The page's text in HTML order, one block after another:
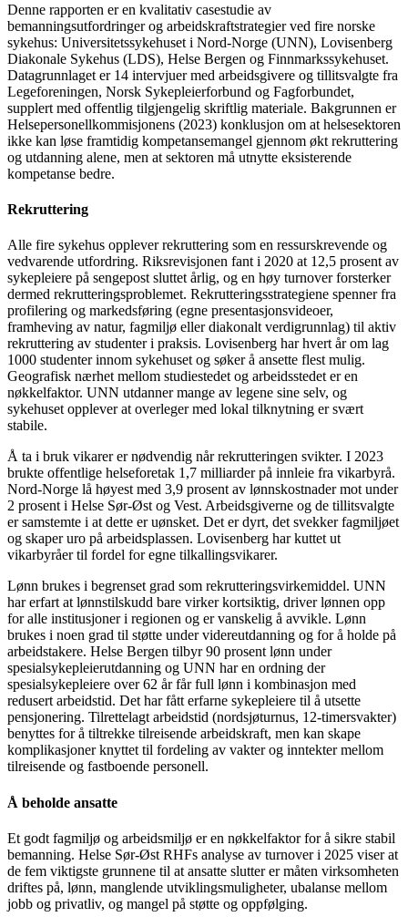
Denne rapporten er en kvalitativ casestudie av
bemanningsutfordringer og arbeidskraftstrategier ved fire norske
sykehus: Universitetssykehuset i Nord-Norge (UNN), Lovisenberg
Diakonale Sykehus (LDS), Helse Bergen og Finnmarkssykehuset.
Datagrunnlaget er 14 intervjuer med arbeidsgivere og tillitsvalgte fra
Legeforeningen, Norsk Sykepleierforbund og Fagforbundet,
supplert med offentlig tilgjengelig skriftlig materiale. Bakgrunnen er
Helsepersonellkommisjonens (2023) konklusjon om at helsesektoren
ikke kan løse framtidig kompetansemangel gjennom økt rekruttering
og utdanning alene, men at sektoren må utnytte eksisterende
kompetanse bedre.
Rekruttering
Alle fire sykehus opplever rekruttering som en ressurskrevende og
vedvarende utfordring. Riksrevisjonen fant i 2020 at 12,5 prosent av
sykepleiere på sengepost sluttet årlig, og en høy turnover forsterker
dermed rekrutteringsproblemet. Rekrutteringsstrategiene spenner fra
profilering og markedsføring (egne presentasjonsvideoer,
framheving av natur, fagmiljø eller diakonalt verdigrunnlag) til aktiv
rekruttering av studenter i praksis. Lovisenberg har hvert år om lag
1000 studenter innom sykehuset og søker å ansette flest mulig.
Geografisk nærhet mellom studiestedet og arbeidsstedet er en
nøkkelfaktor. UNN utdanner mange av legene sine selv, og
sykehuset opplever at overleger med lokal tilknytning er svært
stabile.
Å ta i bruk vikarer er nødvendig når rekrutteringen svikter. I 2023
brukte offentlige helseforetak 1,7 milliarder på innleie fra vikarbyrå.
Nord-Norge lå høyest med 3,9 prosent av lønnskostnader mot under
2 prosent i Helse Sør-Øst og Vest. Arbeidsgiverne og de tillitsvalgte
er samstemte i at dette er uønsket. Det er dyrt, det svekker fagmiljøet
og skaper uro på arbeidsplassen. Lovisenberg har kuttet ut
vikarbyråer til fordel for egne tilkallingsvikarer.
Lønn brukes i begrenset grad som rekrutteringsvirkemiddel. UNN
har erfart at lønnstilskudd bare virker kortsiktig, driver lønnen opp
for alle institusjoner i regionen og er vanskelig å avvikle. Lønn
brukes i noen grad til støtte under videreutdanning og for å holde på
arbeidstakere. Helse Bergen tilbyr 90 prosent lønn under
spesialsykepleierutdanning og UNN har en ordning der
spesialsykepleiere over 62 år får full lønn i kombinasjon med
redusert arbeidstid. Det har fått erfarne sykepleiere til å utsette
pensjonering. Tilrettelagt arbeidstid (nordsjøturnus, 12-timersvakter)
benyttes for å tiltrekke tilreisende arbeidskraft, men kan skape
komplikasjoner knyttet til fordeling av vakter og inntekter mellom
tilreisende og fastboende personell.
Å beholde ansatte
Et godt fagmiljø og arbeidsmiljø er en nøkkelfaktor for å sikre stabil
bemanning. Helse Sør-Øst RHFs analyse av turnover i 2025 viser at
de fem viktigste grunnene til at ansatte slutter er måten virksomheten
driftes på, lønn, manglende utviklingsmuligheter, ubalanse mellom
jobb og privatliv, og mangel på støtte og oppfølging.